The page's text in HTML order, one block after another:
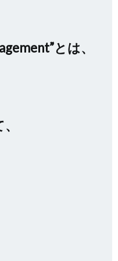
とは、